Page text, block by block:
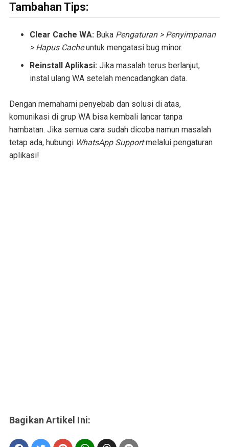
Tambahan Tips:
Clear Cache WA:Buka Pengaturan > Penyimpanan
> Hapus Cacheuntuk mengatasi bug minor.
Reinstall Aplikasi:Jika masalah terus berlanjut,
instal ulang WA setelah mencadangkan data.
Dengan memahami penyebab dan solusi di atas,
komunikasi di grup WA bisa kembali lancar tanpa
hambatan. Jika semua cara sudah dicoba namun masalah
tetap ada, hubungi WhatsApp Supportmelalui pengaturan
aplikasi!